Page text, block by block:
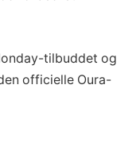
tilbuddet og
officielle Oura-